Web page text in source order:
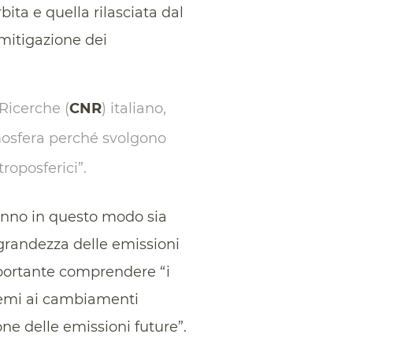
e quella rilasciata dal
dei
(CNR) italiano,
perché svolgono
in questo modo sia
delle emissioni
comprendere “i
ai cambiamenti
delle emissioni future”.